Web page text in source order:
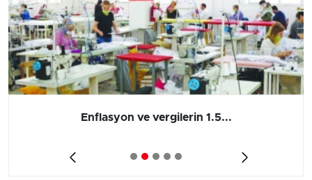
Enflasyon ve vergilerin 1.5...